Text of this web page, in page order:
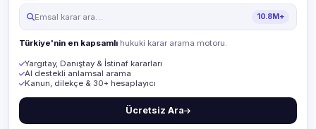
Emsal karar ara… 10.8M+
Türkiye'nin en kapsamlı hukuki karar arama motoru.
Yargıtay, Danıştay & İstinaf kararları
AI destekli anlamsal arama
Kanun, dilekçe & 30+ hesaplayıcı
Ücretsiz Ara